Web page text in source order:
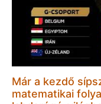
Már a kezdő
matematikai